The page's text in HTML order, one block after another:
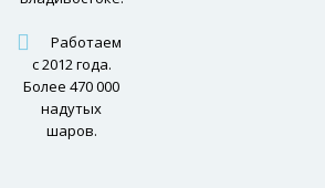
Работаем
с 2012 года.
Более 470 000
надутых
шаров.